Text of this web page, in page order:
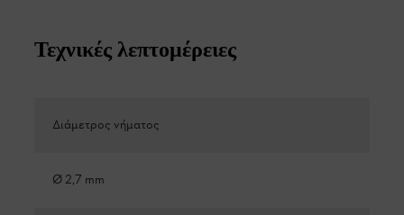
Τεχνικές λεπτομέρειες
Διάμετρος νήματος
Ø 2,7 mm